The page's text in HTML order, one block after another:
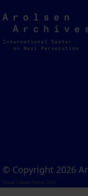
Arolsen
Archives
© Copyright 2026
Visual Library Server 2026